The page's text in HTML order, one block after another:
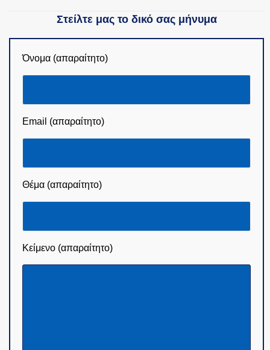
Στείλτε μας το δικό σας μήνυμα